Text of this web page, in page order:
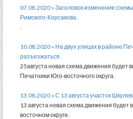
07.08.2020 » Заголовок изменение
Римского-Корсакова.
.
10.08.2020 » На двух улицах в районе
разъезжаться.
25августа новая схема движения будет
Печатники Юго-восточного округа.
13.08.2020 » С 13 августа участок
13 августа новая схема движения будет
восточном округе.